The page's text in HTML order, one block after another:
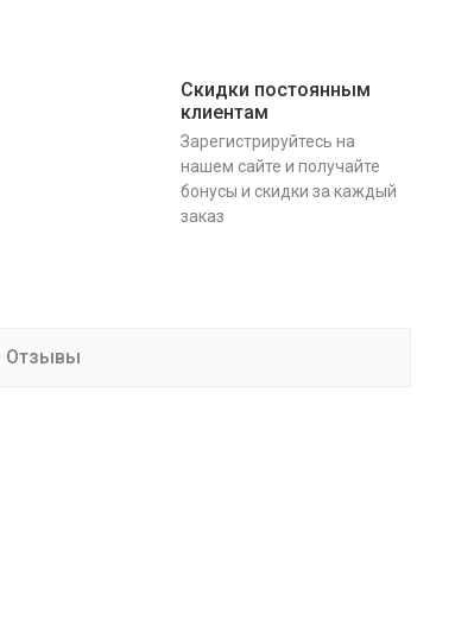
Скидки постоянным
клиентам
Зарегистрируйтесь на
нашем сайте и получайте
бонусы и скидки за каждый
заказ
Отзывы